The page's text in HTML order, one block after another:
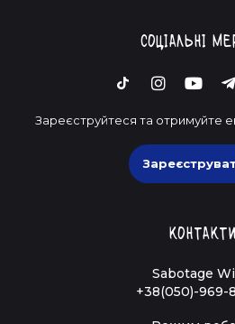
Соціальні
Зареєструйтеся та отримуйте
Контакти
Sabotage
+38(050)-969-